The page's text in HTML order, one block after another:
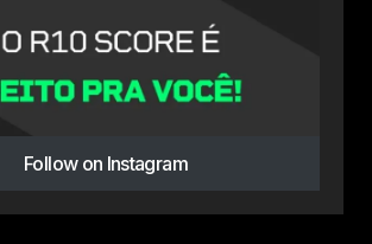
Follow on Instagram